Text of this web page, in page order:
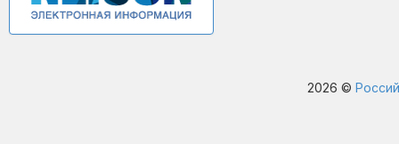
2026 ©